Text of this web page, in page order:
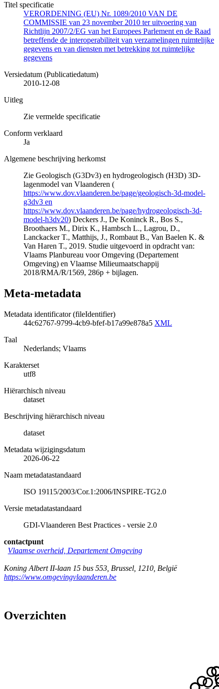
Titel specificatie
VERORDENING (EU) Nr. 1089/2010 VAN DE
COMMISSIE van 23 november 2010 ter uitvoering van
Richtlijn 2007/2/EG van het Europees Parlement en de Raad
betreffende de interoperabiliteit van verzamelingen ruimtelijke
gegevens en van diensten met betrekking tot ruimtelijke
gegevens
Versiedatum (Publicatiedatum)
2010-12-08
Uitleg
Zie vermelde specificatie
Conform verklaard
Ja
Algemene beschrijving herkomst
Zie Geologisch (G3Dv3) en hydrogeologisch (H3D) 3D-
lagenmodel van Vlaanderen (
https://www.dov.vlaanderen.be/page/geologisch-3d-model-
g3dv3 en
https://www.dov.vlaanderen.be/page/hydrogeologisch-3d-
model-h3dv20) Deckers J., De Koninck R., Bos S.,
Broothaers M., Dirix K., Hambsch L., Lagrou, D.,
Lanckacker T., Matthijs, J., Rombaut B., Van Baelen K. &
Van Haren T., 2019. Studie uitgevoerd in opdracht van:
Vlaams Planbureau voor Omgeving (Departement
Omgeving) en Vlaamse Milieumaatschappij
2018/RMA/R/1569, 286p + bijlagen.
Meta-metadata
Metadata identificator (fileIdentifier)
44c62767-9799-4cb9-bfef-b17a99e878a5 XML
Taal
Nederlands; Vlaams
Karakterset
utf8
Hiërarchisch niveau
dataset
Beschrijving hiërarchisch niveau
dataset
Metadata wijzigingsdatum
2026-06-22
Naam metadatastandaard
ISO 19115/2003/Cor.1:2006/INSPIRE-TG2.0
Versie metadatastandaard
GDI-Vlaanderen Best Practices - versie 2.0
contactpunt
Vlaamse overheid, Departement Omgeving
Koning Albert II-laan 15 bus 553 Brussel 1210 België
https://www.omgevingvlaanderen.be
Overzichten